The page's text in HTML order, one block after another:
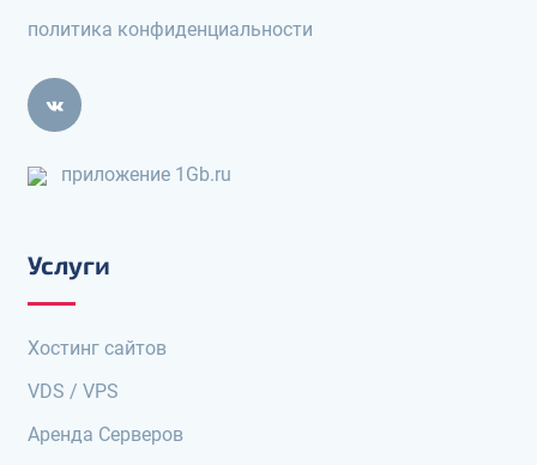
политика конфиденциальности
приложение 1Gb.ru
Услуги
Хостинг сайтов
VDS / VPS
Аренда Серверов